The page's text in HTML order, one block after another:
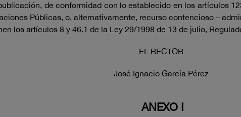
de conformidad con lo establecido en los artículos
Públicas, o, alternativamente, recurso contencioso –
los artículos 8 y 46.1 de la Ley 29/1998 de 13 de julio,
EL RECTOR
José Ignacio García Pérez
ANEXO I